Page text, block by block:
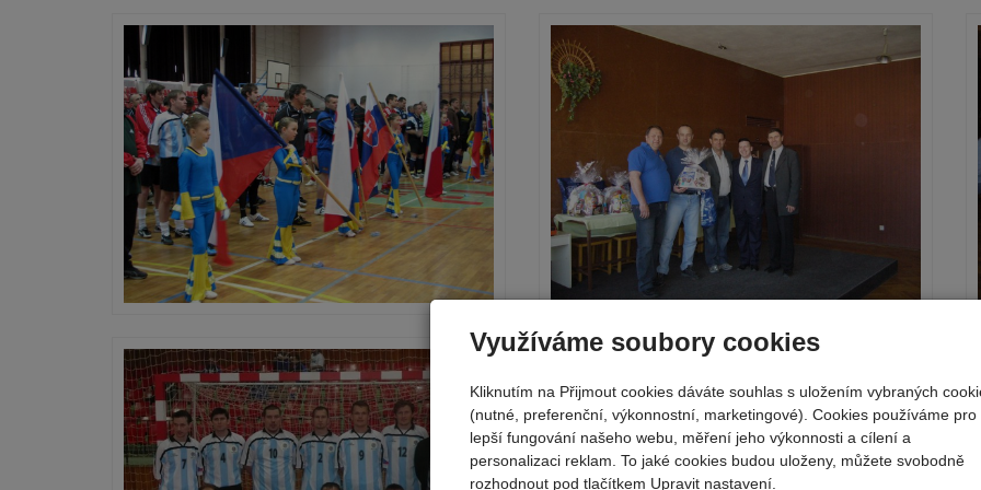
Využíváme soubory cookies
Kliknutím na Přijmout cookies dáváte souhlas s uložením vybraných
(nutné, preferenční, výkonnostní, marketingové). Cookies používáme pro
lepší fungování našeho webu, měření jeho výkonnosti a cílení a
personalizaci reklam. To jaké cookies budou uloženy, můžete svobodně
rozhodnout pod tlačítkem Upravit nastavení.